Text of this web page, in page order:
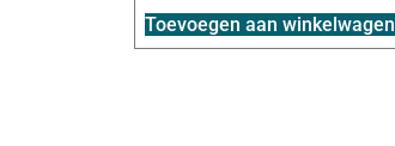
Toevoegen aan winkelwagen